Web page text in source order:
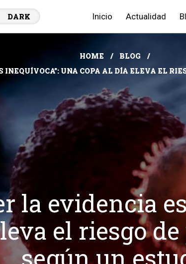
DARK Inicio Actualidad
HOME
BLOG
UNA COPA AL DÍA ELEVA EL
la evidencia
el riesgo